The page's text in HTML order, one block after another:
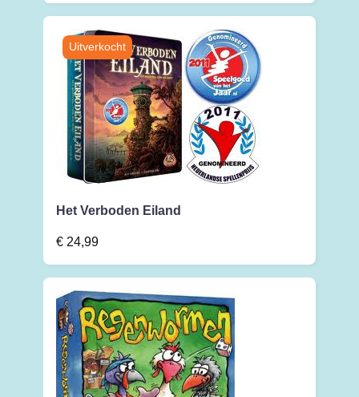
Het Verboden Eiland
€ 24,99